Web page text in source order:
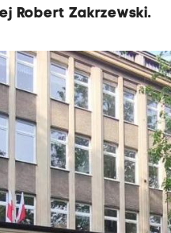
Robert Zakrzewski.